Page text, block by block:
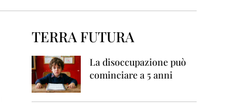
TERRA FUTURA
La disoccupazione può
cominciare a 5 anni